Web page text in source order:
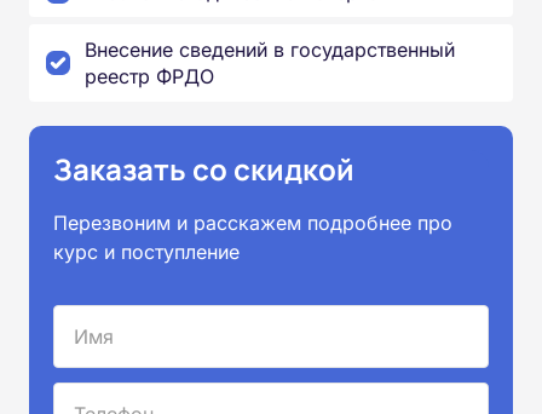
Внесение сведений в государственный
реестр ФРДО
Заказать со скидкой
Перезвоним и расскажем подробнее про
курс и поступление